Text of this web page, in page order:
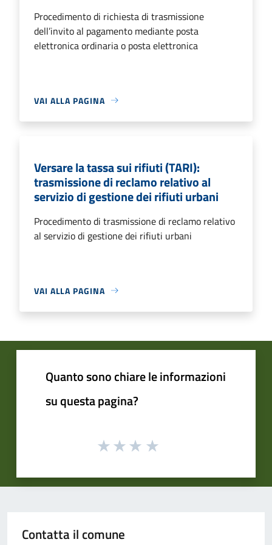
Procedimento di richiesta di trasmissione
dell’invito al pagamento mediante posta
elettronica ordinaria o posta elettronica
VAI ALLA PAGINA
Versare la tassa sui rifiuti (TARI):
trasmissione di reclamo relativo al
servizio di gestione dei rifiuti urbani
Procedimento di trasmissione di reclamo relativo
al servizio di gestione dei rifiuti urbani
VAI ALLA PAGINA
Quanto sono chiare le informazioni
su questa pagina?
Contatta il comune